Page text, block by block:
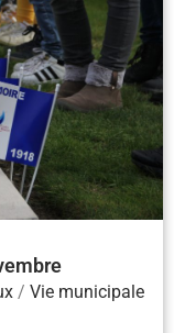
/ Vie municipale